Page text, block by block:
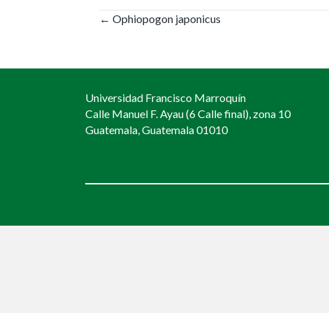
Posts
← Ophiopogon japonicus
Universidad Francisco Marroquín
Calle Manuel F. Ayau (6 Calle final), zona 10
Guatemala, Guatemala 01010